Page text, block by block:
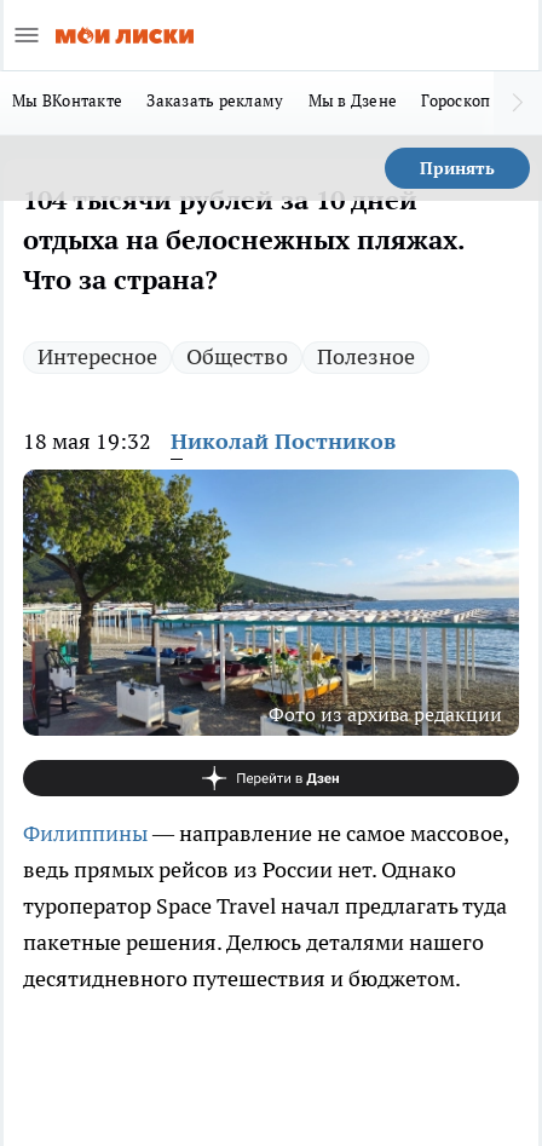
Мы ВКонтакте Заказать рекламу Мы в Дзене Гороскоп
Принять
104 тысячи рублей за 10 дней
отдыха на белоснежных пляжах.
Что за страна?
Интересное Общество Полезное
18 мая 19:32 Николай Постников
Фото из архива редакции
Филиппины— направление не самое массовое,
ведь прямых рейсов из России нет. Однако
туроператор Space Travel начал предлагать туда
пакетные решения. Делюсь деталями нашего
десятидневного путешествия и бюджетом.